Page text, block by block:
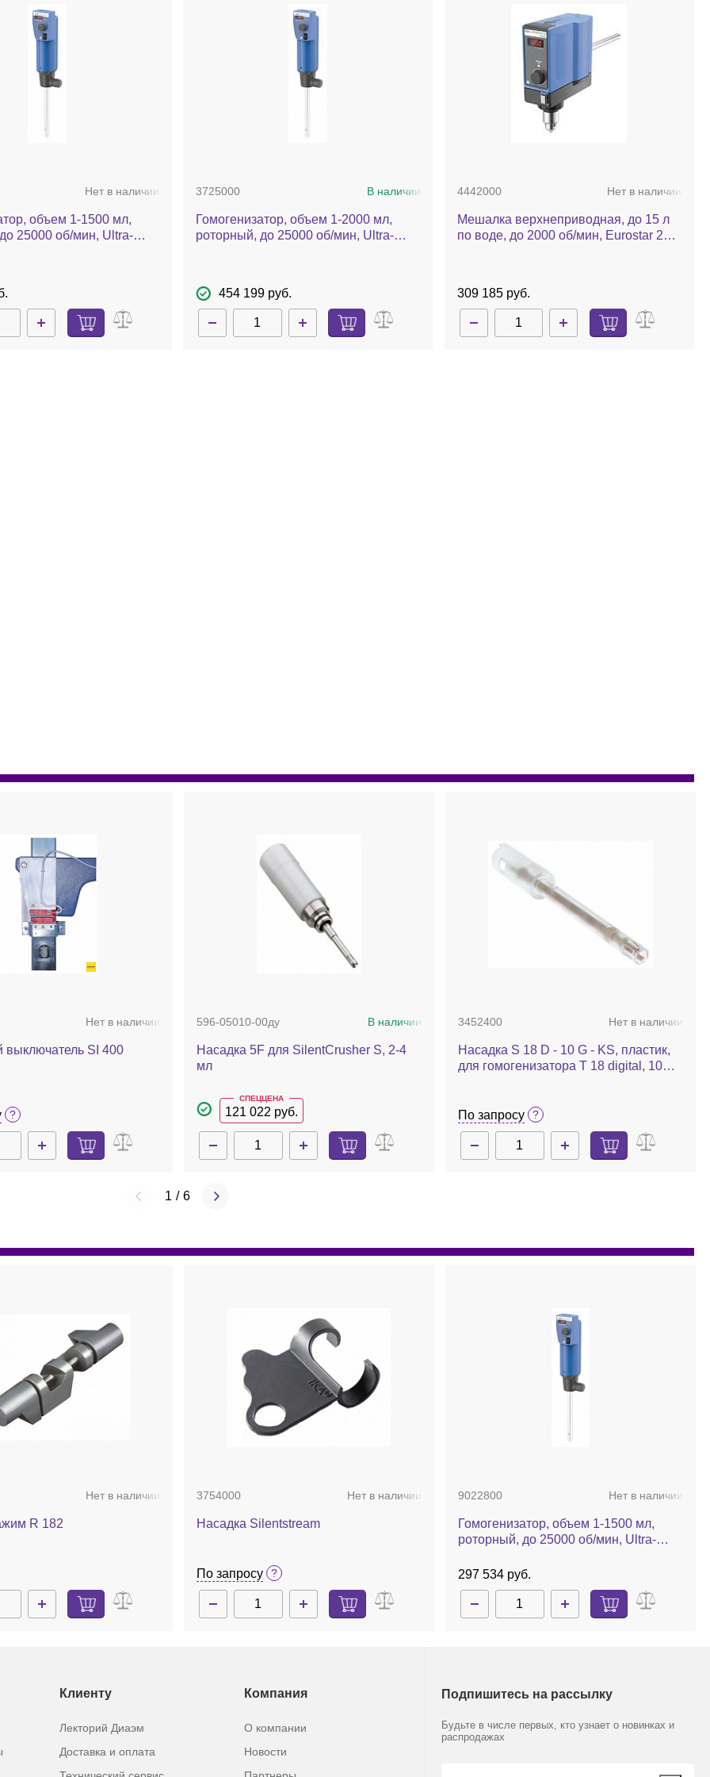
Нет в наличии
объем 1-1500 мл,
25000 об/мин, Ultra-
3725000 В наличии
Гомогенизатор, объем 1-2000 мл,
роторный, до 25000 об/мин, Ultra-
454 199 руб.
4442000 Нет в наличии
Мешалка верхнеприводная, до 15 л
по воде, до 2000 об/мин, Eurostar 20
309 185 руб.
Нет в наличии
SI 400
596-05010-00ду В наличии
Насадка 5F для SilentCrusher S, 2-4
мл
СПЕЦЦЕНА
121 022 руб.
3452400 Нет в наличии
Насадка S 18 D - 10 G - KS, пластик,
для гомогенизатора T 18 digital, 10
По запросу
1 / 6
Нет в наличии
R 182
3754000 Нет в наличии
Насадка Silentstream
По запросу
9022800 Нет в наличии
Гомогенизатор, объем 1-1500 мл,
роторный, до 25000 об/мин, Ultra-
297 534 руб.
Клиенту
Лекторий Диаэм
Доставка и оплата
Компания
О компании
Новости
Подпишитесь на рассылку
Будьте в числе первых, кто узнает о новинках и
распродажах